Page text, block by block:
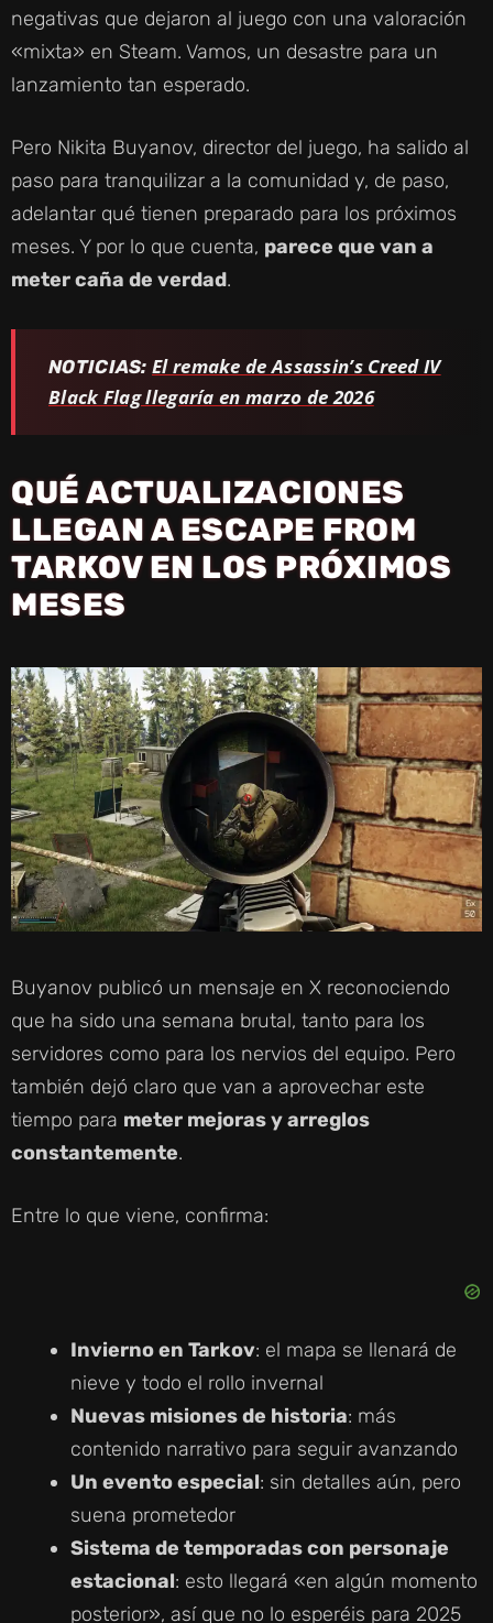
negativas que dejaron al juego con una valoración
«mixta» en Steam. Vamos, un desastre para un
lanzamiento tan esperado.
Pero Nikita Buyanov, director del juego, ha salido al
paso para tranquilizar a la comunidad y, de paso,
adelantar qué tienen preparado para los próximos
meses. Y por lo que cuenta, parece que van a
meter caña de verdad.
NOTICIAS: El remake de Assassin’s Creed IV
Black Flag llegaría en marzo de 2026
QUÉ ACTUALIZACIONES
LLEGAN A ESCAPE FROM
TARKOV EN LOS PRÓXIMOS
MESES
Buyanov publicó un mensaje en X reconociendo
que ha sido una semana brutal, tanto para los
servidores como para los nervios del equipo. Pero
también dejó claro que van a aprovechar este
tiempo para meter mejoras y arreglos
constantemente.
Entre lo que viene, confirma:
Invierno en Tarkov: el mapa se llenará de
nieve y todo el rollo invernal
Nuevas misiones de historia: más
contenido narrativo para seguir avanzando
Un evento especial: sin detalles aún, pero
suena prometedor
Sistema de temporadas con personaje
estacional: esto llegará «en algún momento
posterior», así que no lo esperéis para 2025